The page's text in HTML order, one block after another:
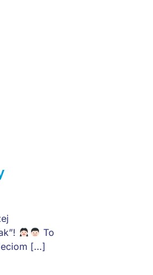
To
[…]